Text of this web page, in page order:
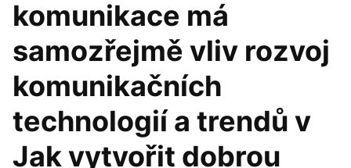
komunikace má
samozřejmě vliv rozvoj
komunikačních
technologií a trendů v
Jak vytvořit dobrou